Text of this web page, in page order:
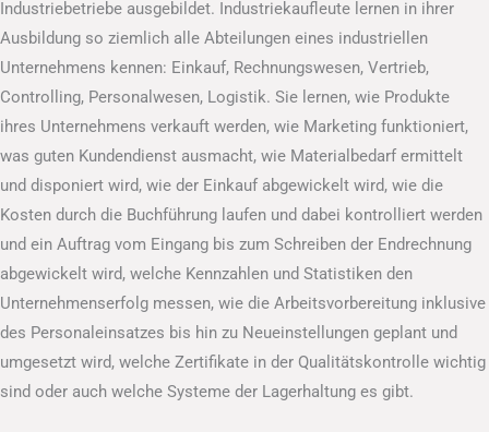
Industriebetriebe ausgebildet. Industriekaufleute lernen in ihrer
Ausbildung so ziemlich alle Abteilungen eines industriellen
Unternehmens kennen: Einkauf, Rechnungswesen, Vertrieb,
Controlling, Personalwesen, Logistik. Sie lernen, wie Produkte
ihres Unternehmens verkauft werden, wie Marketing funktioniert,
was guten Kundendienst ausmacht, wie Materialbedarf ermittelt
und disponiert wird, wie der Einkauf abgewickelt wird, wie die
Kosten durch die Buchführung laufen und dabei kontrolliert werden
und ein Auftrag vom Eingang bis zum Schreiben der Endrechnung
abgewickelt wird, welche Kennzahlen und Statistiken den
Unternehmenserfolg messen, wie die Arbeitsvorbereitung inklusive
des Personaleinsatzes bis hin zu Neueinstellungen geplant und
umgesetzt wird, welche Zertifikate in der Qualitätskontrolle wichtig
sind oder auch welche Systeme der Lagerhaltung es gibt.